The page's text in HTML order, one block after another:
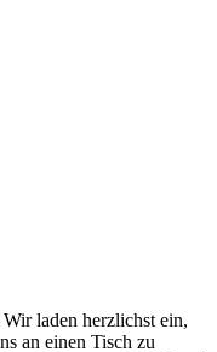
laden herzlichst ein,
an einen Tisch zu